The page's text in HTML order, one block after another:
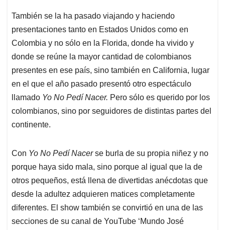
También se la ha pasado viajando y haciendo
presentaciones tanto en Estados Unidos como en
Colombia y no sólo en la Florida, donde ha vivido y
donde se reúne la mayor cantidad de colombianos
presentes en ese país, sino también en California, lugar
en el que el año pasado presentó otro espectáculo
llamado Yo No Pedí Nacer. Pero sólo es querido por los
colombianos, sino por seguidores de distintas partes del
continente.
Con Yo No Pedí Nacerse burla de su propia niñez y no
porque haya sido mala, sino porque al igual que la de
otros pequeños, está llena de divertidas anécdotas que
desde la adultez adquieren matices completamente
diferentes. El show también se convirtió en una de las
secciones de su canal de YouTube ‘Mundo José